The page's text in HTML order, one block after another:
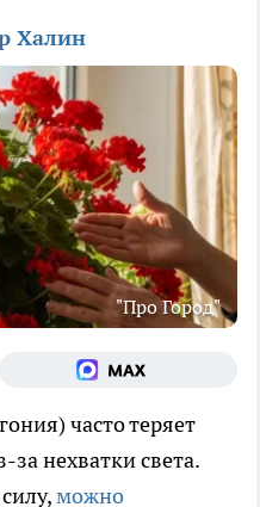
Халин
"Про Город"
часто теряет
нехватки света.
можно